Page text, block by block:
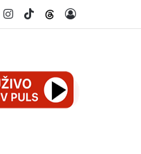
YouTubeInstagram
TikTokThreads